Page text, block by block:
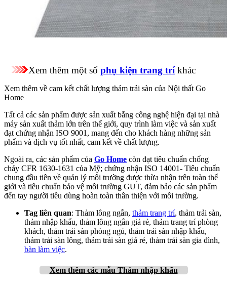
Xem thêm một số phụ kiện trang tríkhác
Xem thêm về cam kết chất lượng thảm trải sàn của Nội thất Go
Home
Tất cả các sản phẩm được sản xuất bằng công nghệ hiện đại tại nhà
máy sản xuất thảm lớn trên thế giới, quy trình làm việc và sản xuất
đạt chứng nhận ISO 9001, mang đến cho khách hàng những sản
phẩm và dịch vụ tốt nhất, cam kết về chất lượng.
Ngoài ra, các sản phẩm của Go Home còn đạt tiêu chuẩn chống
cháy CFR 1630-1631 của Mỹ; chứng nhận ISO 14001- Tiêu chuẩn
chung đầu tiên về quản lý môi trường được thừa nhận trên toàn thế
giới và tiêu chuẩn bảo vệ môi trường GUT, đảm bảo các sản phẩm
đến tay người tiêu dùng hoàn toàn thân thiện với môi trường.
Tag liên quan: Thảm lông ngắn, thảm trang trí, thảm trải sàn,
thảm nhập khẩu, thảm lông ngắn giá rẻ, thảm trang trí phòng
khách, thảm trải sàn phòng ngủ, thảm trải sàn nhập khẩu,
thảm trải sàn lông, thảm trải sàn giá rẻ, thảm trải sàn gia đình,
bàn làm việc.
Xem thêm các mẫu Thảm nhập khẩu